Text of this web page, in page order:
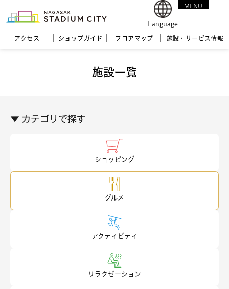
アクセス ショップガイド フロア マップ 施設・サービス情報
Language
MENU
施設一覧
▼ カテゴリで探す
ショッピング
グルメ
アクティビティ
リラクゼーション